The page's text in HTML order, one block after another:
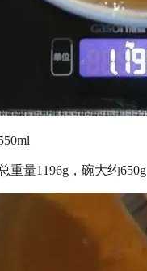
重量1196g，碗大约650g